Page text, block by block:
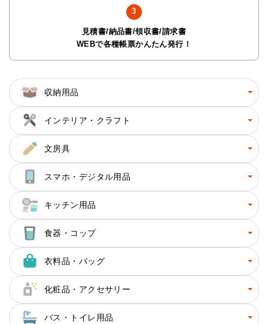
見積書/納品書/領収書/請求書
WEBで各種帳票かんたん発行！
収納用品
インテリア・クラフト
文房具
スマホ・デジタル用品
キッチン用品
食器・コップ
衣料品・バッグ
化粧品・アクセサリー
バス・トイレ用品